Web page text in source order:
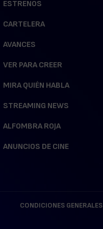
ESTRENOS
CARTELERA
AVANCES
VER PARA CREER
MIRA QUIÉN HABLA
STREAMING NEWS
ALFOMBRA ROJA
ANUNCIOS DE CINE
CONDICIONES GENERALES